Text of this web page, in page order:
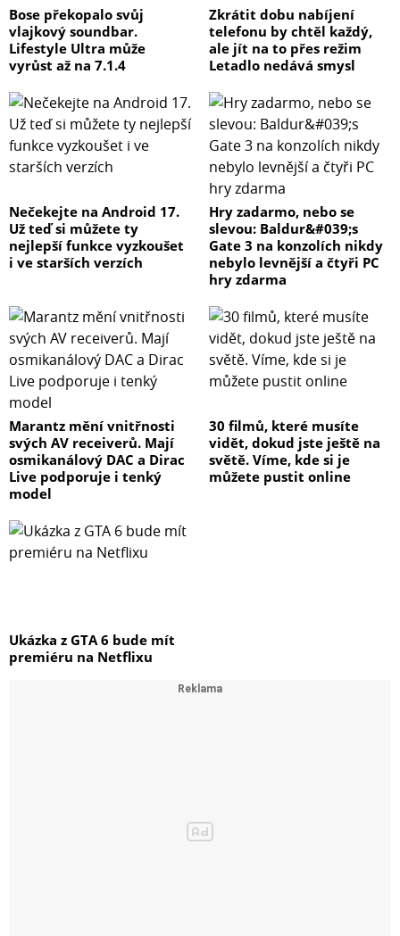
Bose překopalo svůj
vlajkový soundbar.
Lifestyle Ultra může
vyrůst až na 7.1.4
Zkrátit dobu nabíjení
telefonu by chtěl každý,
ale jít na to přes režim
Letadlo nedává smysl
Nečekejte na Android 17.
Už teď si můžete ty
nejlepší funkce vyzkoušet
i ve starších verzích
Hry zadarmo, nebo se
slevou: Baldur&#039;s
Gate 3 na konzolích nikdy
nebylo levnější a čtyři PC
hry zdarma
Marantz mění vnitřnosti
svých AV receiverů. Mají
osmikanálový DAC a Dirac
Live podporuje i tenký
model
30 filmů, které musíte
vidět, dokud jste ještě na
světě. Víme, kde si je
můžete pustit online
Ukázka z GTA 6 bude mít
premiéru na Netflixu